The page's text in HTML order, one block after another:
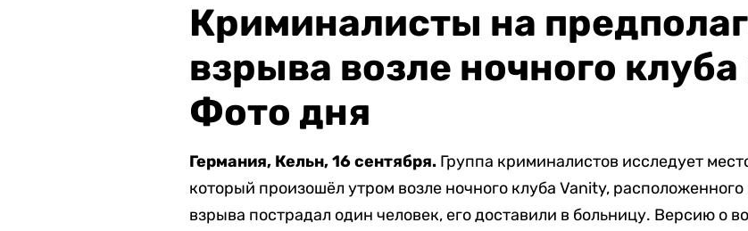
Криминалисты на
взрыва возле ночного клуба
Фото дня
Германия, Кельн, 16 сентября. Группа криминалистов исследует
который произошёл утром возле ночного клуба Vanity, расположенного
взрыва пострадал один человек, его доставили в больницу. Версию о